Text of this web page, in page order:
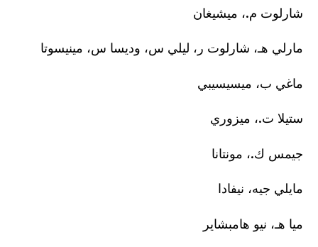
شارلوت م.، ميشيغان
مارلي هـ، شارلوت ر، ليلي س، وديسا س، مينيسوتا
ماغي ب، ميسيسيبي
ستيلا ت.، ميزوري
جيمس ك.، مونتانا
مايلي جيه، نيفادا
ميا هـ، نيو هامبشاير